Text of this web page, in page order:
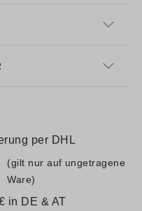
per DHL
(gilt nur auf ungetragene
Ware)
in DE & AT